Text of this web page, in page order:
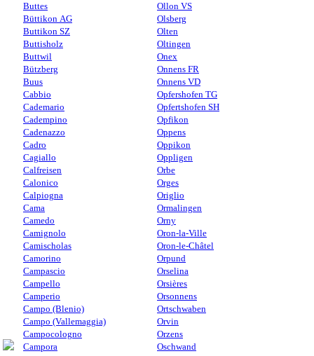
Buttes
Büttikon AG
Buttikon SZ
Buttisholz
Buttwil
Bützberg
Buus
Cabbio
Cademario
Cadempino
Cadenazzo
Cadro
Cagiallo
Calfreisen
Calonico
Calpiogna
Cama
Camedo
Camignolo
Camischolas
Camorino
Campascio
Campello
Camperio
Campo (Blenio)
Campo (Vallemaggia)
Campocologno
Campora
Ollon VS
Olsberg
Olten
Oltingen
Onex
Onnens FR
Onnens VD
Opfershofen TG
Opfertshofen SH
Opfikon
Oppens
Oppikon
Oppligen
Orbe
Orges
Origlio
Ormalingen
Orny
Oron-la-Ville
Oron-le-Châtel
Orpund
Orselina
Orsières
Orsonnens
Ortschwaben
Orvin
Orzens
Oschwand